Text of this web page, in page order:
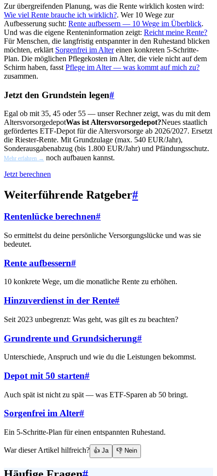
Zur übergreifenden Planung, was die Rente wirklich kosten wird:
Wie viel Rente brauche ich wirklich?. Wer 10 Wege zur
Aufbesserung sucht: Rente aufbessern — 10 Wege im Überblick.
Und was die eigene Renteninformation zeigt: Reicht meine Rente?
Für Menschen, die langfristig entspannter in den Ruhestand blicken
möchten, erklärt Sorgenfrei im Altereinen konkreten 5-Schritte-
Plan. Die möglichen Pflegekosten im Alter, die viele nicht auf dem
Schirm haben, fasst Pflege im Alter — was kommt auf mich zu?
zusammen.
Jetzt den Grundstein legen#
Egal ob mit 35, 45 oder 55 — unser Rechner zeigt, was du mit dem
AltersvorsorgedepotWas ist Altersvorsorgedepot?Neues staatlich
gefördertes ETF-Depot für die Altersvorsorge ab 2026/2027. Ersetzt
die Riester-Rente. Mit Grundzulage (max. 540 EUR/Jahr),
Sonderausgabenabzug (bis 1.800 EUR/Jahr) und Pfändungsschutz.
Mehr erfahren → noch aufbauen kannst.
Jetzt berechnen
Weiterführende Ratgeber#
Rentenlücke berechnen#
So ermittelst du deine persönliche Versorgungslücke und was sie
bedeutet.
Rente aufbessern#
10 konkrete Wege, um die monatliche Rente zu erhöhen.
Hinzuverdienst in der Rente#
Seit 2023 unbegrenzt: Was geht, was gilt es zu beachten?
Grundrente und Grundsicherung#
Unterschiede, Anspruch und wie du die Leistungen bekommst.
Depot mit 50 starten#
Auch spät ist nicht zu spät — was ETF-Sparen ab 50 bringt.
Sorgenfrei im Alter#
Ein 5-Schritte-Plan für einen entspannten Ruhestand.
War dieser Artikel hilfreich? 👍 Ja 👎 Nein